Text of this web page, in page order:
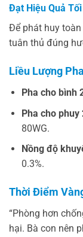
Đạt Hiệu Quả
Để phát huy
tuân thủ đúng
Liều Lượng
Pha cho bình
Pha cho phuy
80WG.
Nồng độ
0.3%.
Thời Điểm
“Phòng hơn
hại. Bà con nên